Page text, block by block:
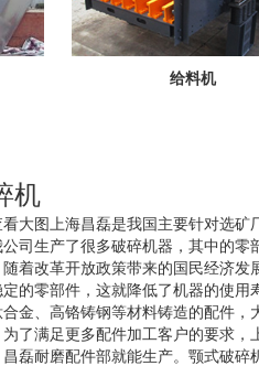
给料机
机
大图上海昌磊是我国主要针对选
司生产了很多破碎机器，其中的
着改革开放政策带来的国民经济
的零部件，这就降低了机器的使
金、高铬铸钢等材料铸造的配件
了满足更多配件加工客户的要求，
磊耐磨配件部就能生产。颚式破